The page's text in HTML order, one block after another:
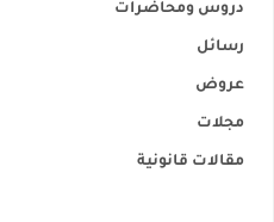
دروس ومحاضرات
رسائل
عروض
مجلات
مقالات قانونية